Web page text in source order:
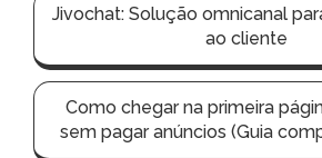
p
o
Jivochat: Solução omnicanal
ao cliente
Como chegar na primeira
sem pagar anúncios (Guia